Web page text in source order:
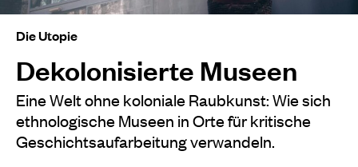
Die Utopie
Dekolonisierte Museen
Eine Welt ohne koloniale Raubkunst: Wie sich
ethnologische Museen in Orte für kritische
Geschichtsaufarbeitung verwandeln.